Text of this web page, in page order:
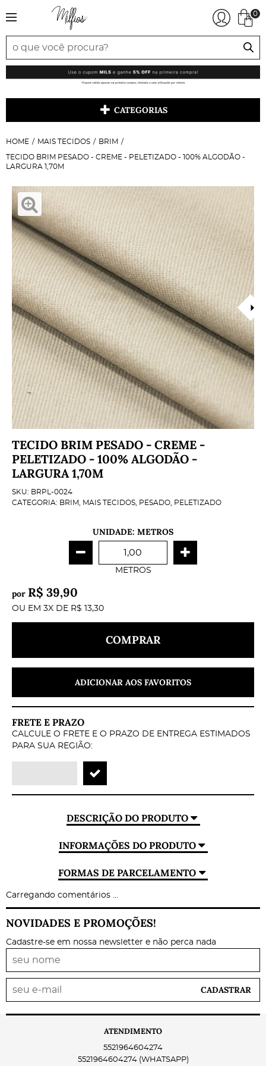
0
CATEGORIAS
HOME MAIS TECIDOS BRIM
TECIDO BRIM PESADO - CREME - PELETIZADO - 100% ALGODÃO -
LARGURA 1,70M
TECIDO BRIM PESADO - CREME -
PELETIZADO - 100% ALGODÃO -
LARGURA 1,70M
SKU: BRPL-0024
CATEGORIA: BRIM MAIS TECIDOS PESADO PELETIZADO
UNIDADE: METROS
METROS
por R$ 39,90
OU EM 3X DE R$ 13,30
COMPRAR
ADICIONAR AOS FAVORITOS
FRETE E PRAZO
CALCULE O FRETE E O PRAZO DE ENTREGA ESTIMADOS
PARA SUA REGIÃO:
DESCRIÇÃO DO PRODUTO
INFORMAÇÕES DO PRODUTO
FORMAS DE PARCELAMENTO
Carregando comentários ...
NOVIDADES E PROMOÇÕES!
Cadastre-se em nossa newsletter e não perca nada
CADASTRAR
ATENDIMENTO
5521964604274
5521964604274 (WHATSAPP)